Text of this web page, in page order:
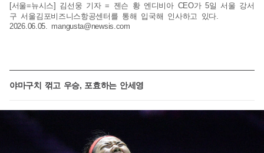
[서울=뉴시스] 김선웅 기자 = 젠슨 황 엔디비아 CEO가 5일 서울 강서
구 서울김포비즈니스항공센터를 통해 입국해 인사하고 있다.
2026.06.05. mangusta@newsis.com
야마구치 꺾고 우승, 포효하는 안세영